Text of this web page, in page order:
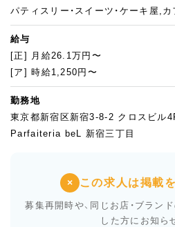
パティスリー・スイーツ・ケーキ屋,カ
給与
[正] 月給26.1万円〜
[ア] 時給1,250円〜
勤務地
東京都新宿区新宿3-8-2 クロスビル
Parfaiteria beL 新宿三丁目
× この求人は掲載
募集再開時や、同じお店・ブラン
した方にお知ら